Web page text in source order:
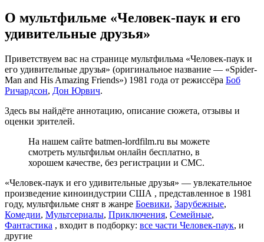
О мультфильме «Человек-паук и его
удивительные друзья»
Приветствуем вас на странице мультфильма «Человек-паук и
его удивительные друзья» (оригинальное название — «Spider-
Man and His Amazing Friends») 1981 года от режиссёра Боб
Ричардсон, Дон Юрвич.
Здесь вы найдёте аннотацию, описание сюжета, отзывы и
оценки зрителей.
На нашем сайте batmen-lordfilm.ru вы можете
смотреть мультфильм онлайн бесплатно, в
хорошем качестве, без регистрации и СМС.
«Человек-паук и его удивительные друзья» — увлекательное
произведение киноиндустрии США , представленное в 1981
году, мультфильме снят в жанре Боевики, Зарубежные,
Комедии, Мультсериалы, Приключения, Семейные,
Фантастика , входит в подборку: все части Человек-паук, и
другие